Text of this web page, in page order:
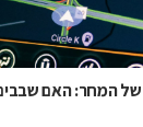
של המחר: האם